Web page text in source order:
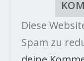
Diese
Spam zu